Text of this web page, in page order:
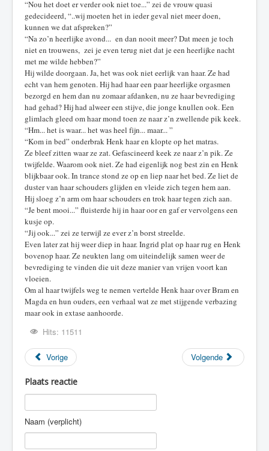
“Nou het doet er verder ook niet toe...” zei de vrouw quasi
gedecideerd, “..wij moeten het in ieder geval niet meer doen,
kunnen we dat afspreken?”
“Na zo’n heerlijke avond... en dan nooit meer? Dat meen je toch
niet en trouwens, zei je even terug niet dat je een heerlijke nacht
met me wilde hebben?”
Hij wilde doorgaan. Ja, het was ook niet eerlijk van haar. Ze had
echt van hem genoten. Hij had haar een paar heerlijke orgasmen
bezorgd en hem dan nu zomaar afdanken, nu ze haar bevrediging
had gehad? Hij had alweer een stijve, die jonge knullen ook. Een
glimlach gleed om haar mond toen ze naar z’n zwellende pik keek.
“Hm... het is waar... het was heel fijn... maar... ”
“Kom in bed” onderbrak Henk haar en klopte op het matras.
Ze bleef zitten waar ze zat. Gefascineerd keek ze naar z’n pik. Ze
twijfelde. Waarom ook niet. Ze had eigenlijk nog best zin en Henk
blijkbaar ook. In trance stond ze op en liep naar het bed. Ze liet de
duster van haar schouders glijden en vleide zich tegen hem aan.
Hij sloeg z’n arm om haar schouders en trok haar tegen zich aan.
“Je bent mooi...” fluisterde hij in haar oor en gaf er vervolgens een
kusje op.
“Jij ook...” zei ze terwijl ze ever z’n borst streelde.
Even later zat hij weer diep in haar. Ingrid plat op haar rug en Henk
bovenop haar. Ze neukten lang om uiteindelijk samen weer de
bevrediging te vinden die uit deze manier van vrijen voort kan
vloeien.
Om al haar twijfels weg te nemen vertelde Henk haar over Bram en
Magda en hun ouders, een verhaal wat ze met stijgende verbazing
maar ook in extase aanhoorde.
Hits: 11511
Vorige Volgende
Plaats reactie
Naam (verplicht)